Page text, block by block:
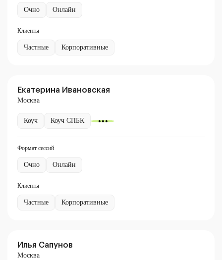
Очно Онлайн
Клиенты
Частные Корпоративные
Екатерина Ивановская
Москва
Коуч Коуч СПБК
Формат сессий
Очно Онлайн
Клиенты
Частные Корпоративные
Илья Сапунов
Москва